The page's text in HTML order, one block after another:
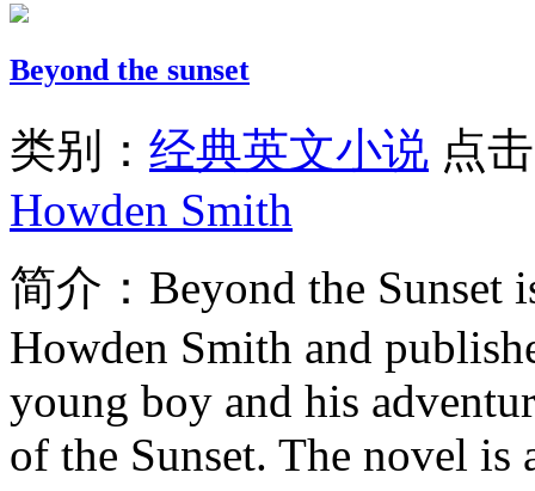
Beyond the sunset
类别： 经典英文小说 点
Howden Smith
简介： Beyond the Sunset
Howden Smith and
young boy and his
of the Sunset. The novel is